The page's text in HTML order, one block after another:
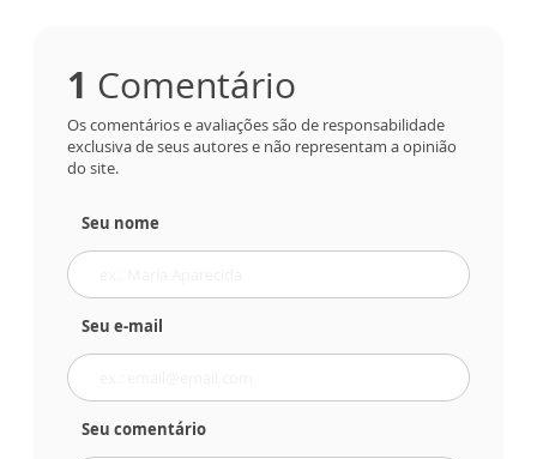
1 Comentário
Os comentários e avaliações são de responsabilidade
exclusiva de seus autores e não representam a opinião
do site.
Seu nome
Seu e-mail
Seu comentário